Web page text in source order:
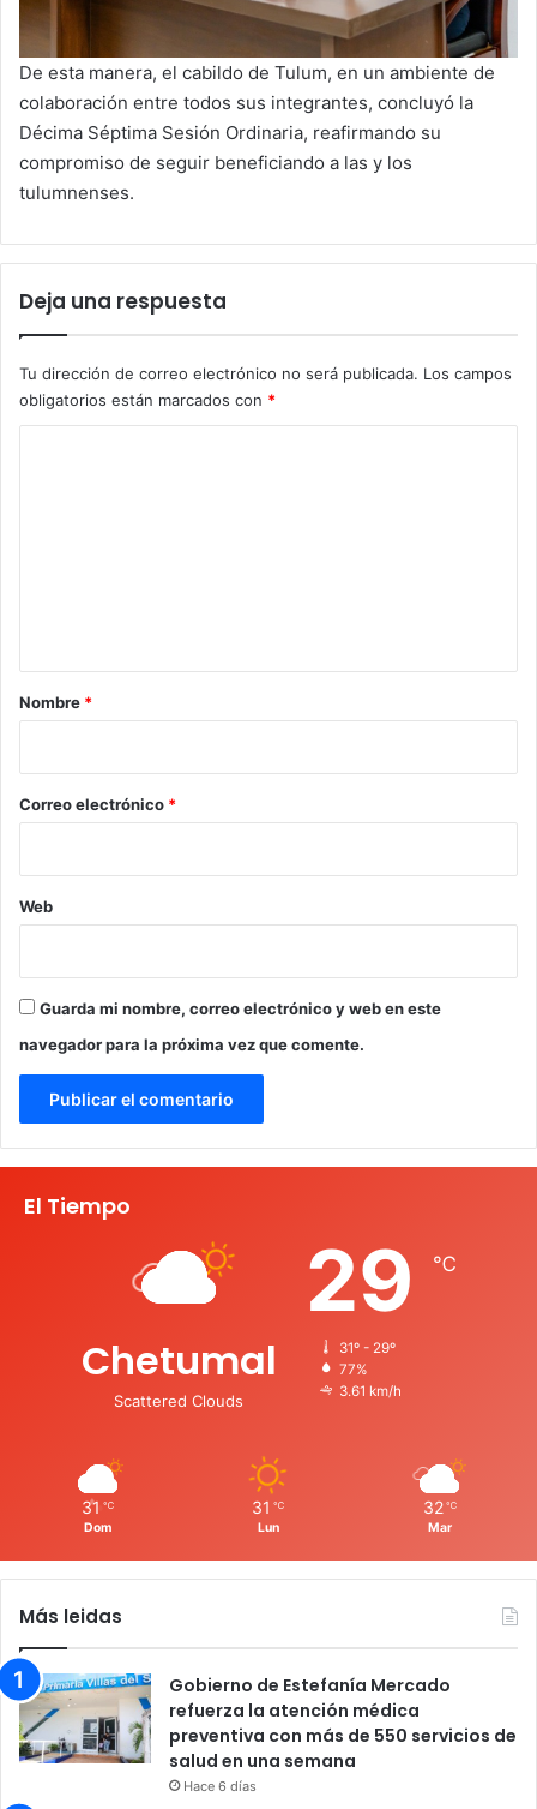
De esta manera, el cabildo de Tulum, en un ambiente de
colaboración entre todos sus integrantes, concluyó la
Décima Séptima Sesión Ordinaria, reafirmando su
compromiso de seguir beneficiando a las y los
tulumnenses.
Deja una respuesta
Tu dirección de correo electrónico no será publicada. Los campos
obligatorios están marcados con *
r
*
Nombre *
Correo electrónico *
Web
Guarda mi nombre, correo electrónico y web en este
navegador para la próxima vez que comente.
El Tiempo
Chetumal
Scattered Clouds
29 ℃
31º - 29º
77%
3.61 km/h
31 ℃
Dom
31 ℃
Lun
32 ℃
Mar
Más leidas
Gobierno de Estefanía Mercado
refuerza la atención médica
preventiva con más de 550 servicios de
salud en una semana
Hace 6 días